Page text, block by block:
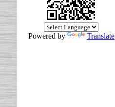
Powered by Translate